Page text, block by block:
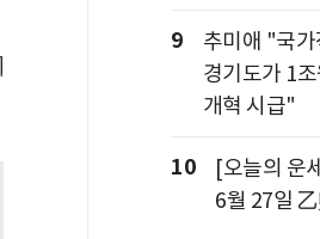
9
추미애 "국
경기도가 1
개혁 시급"
10
[오늘의 운
6월 27일